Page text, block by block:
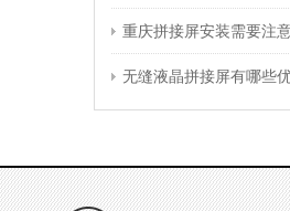
重庆拼接屏安装需要注
无缝液晶拼接屏有哪些